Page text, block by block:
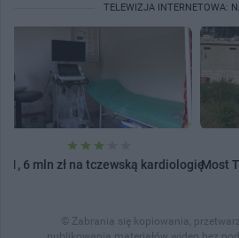
TELEWIZJA INTERNETOWA:
1, 6 mln zł na tczewską kardiologięMost
© Zabrania się kopiowania,